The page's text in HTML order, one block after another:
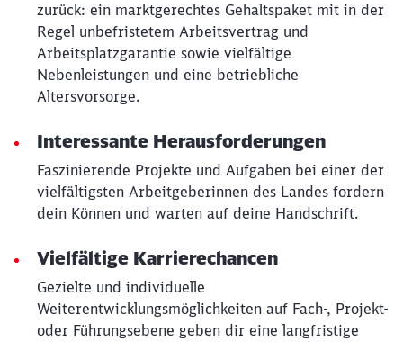
zurück: ein marktgerechtes Gehaltspaket mit in der
Regel unbefristetem Arbeitsvertrag und
Arbeitsplatzgarantie sowie vielfältige
Nebenleistungen und eine betriebliche
Altersvorsorge.
Interessante Herausforderungen
Faszinierende Projekte und Aufgaben bei einer der
vielfältigsten Arbeitgeberinnen des Landes fordern
dein Können und warten auf deine Handschrift.
Vielfältige Karrierechancen
Gezielte und individuelle
Weiterentwicklungsmöglichkeiten auf Fach-, Projekt-
oder Führungsebene geben dir eine langfristige